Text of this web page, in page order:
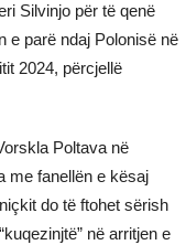
Silvinjo për të qenë
e parë ndaj Polonisë në
2024, përcjellë
Poltava në
me fanellën e kësaj
do të ftohet sërish
në arritjen e